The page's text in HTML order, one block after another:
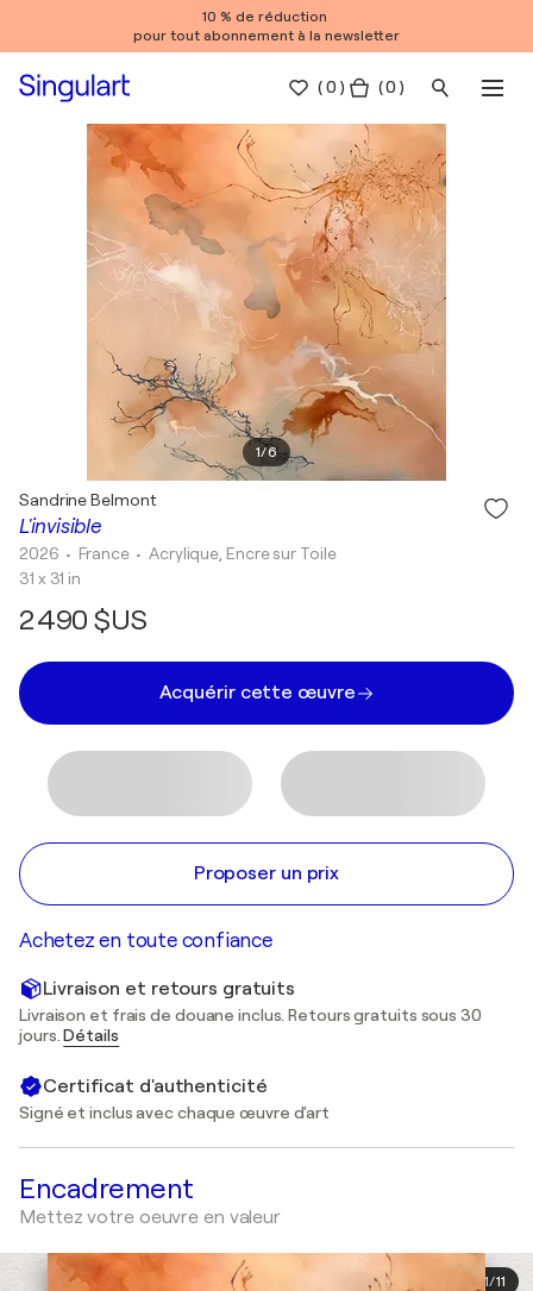
10 % de réduction
pour tout abonnement à la newsletter
(0 ) ( 0 )
1/6
L'invisible
Sandrine Belmont
2026 • France •Acrylique, Encre sur Toile
31 x 31 in
2 490 $US
Acquérir cette œuvre
Proposer un prix
Achetez en toute confiance
Livraison et retours gratuits
Livraison et frais de douane inclus. Retours gratuits sous 30
jours.Détails
Certificat d'authenticité
Signé et inclus avec chaque œuvre d'art
Encadrement
Mettez votre oeuvre en valeur
1/11